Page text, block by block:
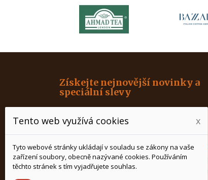
Získejte nejnovější novinky a
speciální slevy
Produkty
Káva
Čaj
Tento web využívá cookies x
Tyto webové stránky ukládají v souladu se zákony na vaše
zařízení soubory, obecně nazývané cookies. Používáním
těchto stránek s tím vyjadřujete souhlas.